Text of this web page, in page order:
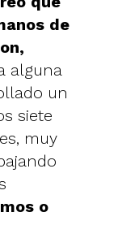
de
alguna
un
siete
muy
o